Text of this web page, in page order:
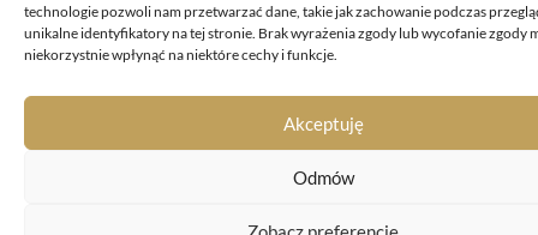
technologie pozwoli nam przetwarzać dane, takie jak zachowanie podczas
unikalne identyfikatory na tej stronie. Brak wyrażenia zgody lub wycofanie zgody
niekorzystnie wpłynąć na niektóre cechy i funkcje.
Akceptuję
Odmów